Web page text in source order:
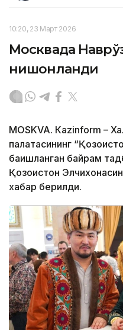
10:20, 23 Март 2026
Москвада
нишонланди
МОSKVA. Кazinform –
палатасининг
бағишланган байрам
Қозоғистон
хабар берилди.